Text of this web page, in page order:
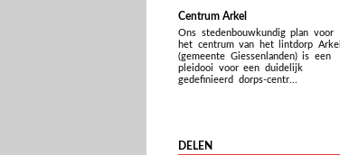
Centrum Arkel
Ons stedenbouwkundig plan voor
het centrum van het lintdorp Arkel
(gemeente Giessenlanden) is een
pleidooi voor een duidelijk
gedefinieerd dorps-centr...
DELEN